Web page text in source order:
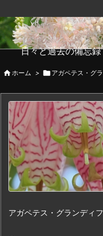
日々と過去の備忘
 ホーム > アガペテス・グ
アガペテス・グランディ